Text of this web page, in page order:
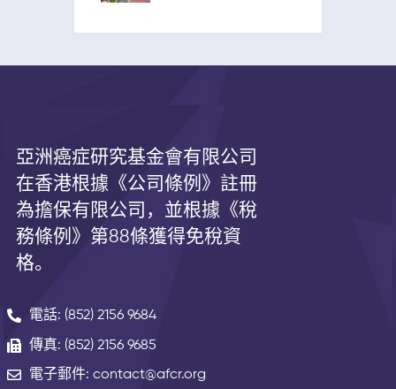
亞洲癌症研究基金會有限公司
在香港根據《公司條例》註冊
為擔保有限公司，並根據《稅
務條例》第88條獲得免稅資
格。
電話: (852) 2156 9684
傳真: (852) 2156 9685
電子郵件: contact@afcr.org